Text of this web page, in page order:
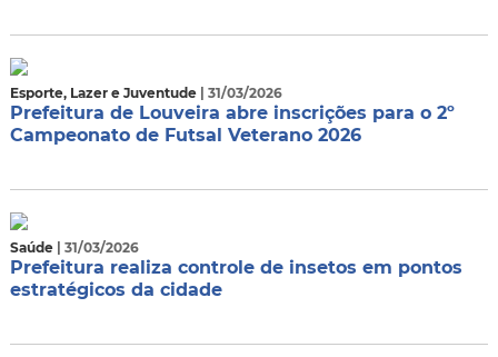
Esporte, Lazer e Juventude | 31/03/2026
Prefeitura de Louveira abre inscrições para o 2º
Campeonato de Futsal Veterano 2026
Saúde | 31/03/2026
Prefeitura realiza controle de insetos em pontos
estratégicos da cidade